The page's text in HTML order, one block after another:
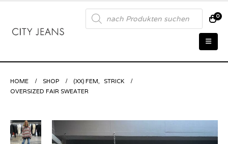
Products
search 0
HOME SHOP (XX) FEM,
STRICK
OVERSIZED FAIR SWEATER